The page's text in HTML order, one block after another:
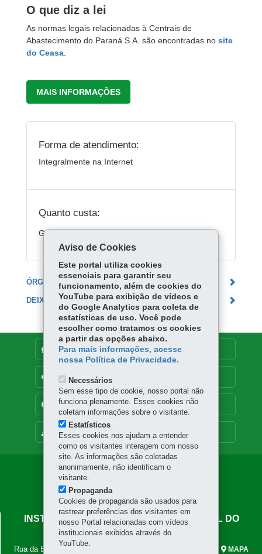
O que diz a lei
As normas legais relacionadas à Centrais de
Abastecimento do Paraná S.A. são encontradas no site
do Ceasa
MAIS INFORMAÇÕES
Forma de atendimento:
Integralmente na Internet
Quanto custa:
Gratuito
ÓRGÃO RESPONSÁVEL
DEIXE SUA OPINIÃO
MAPA DO SITE
DENUNCIE CORRUPÇÃO
OUVIDORIA
TRANSPARÊNCIA INSTITUCIONAL
Navegação
Principal
IAPAR
INSTITUTO DE DESENVOLVIMENTO RURAL DO
PARANÁ - IAPAR-EMATER
Rua da Bandeira, 500 - Cabral MAPA
Aviso de Cookies
Este portal utiliza cookies
essenciais para garantir seu
funcionamento, além de cookies do
YouTube para exibição de vídeos e
do Google Analytics para coleta de
estatísticas de uso. Você pode
escolher como tratamos os cookies
a partir das opções abaixo.
Para mais informações, acesse
nossa Política de Privacidade.
Necessários
Sem esse tipo de cookie, nosso portal não
funciona plenamente. Esses cookies não
coletam informações sobre o visitante.
Estatísticos
Esses cookies nos ajudam a entender
como os visitantes interagem com nosso
site. As informações são coletadas
anonimamente, não identificam o
visitante.
Propaganda
Cookies de propaganda são usados para
rastrear preferências dos visitantes em
nosso Portal relacionadas com vídeos
institucionais exibidos através do
YouTube.